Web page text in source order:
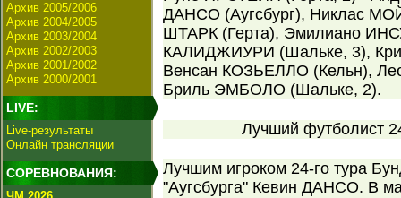
Архив 2005/2006
Архив 2004/2005
Архив 2003/2004
Архив 2002/2003
Архив 2001/2002
Архив 2000/2001
LIVE:
Live-результаты
Онлайн трансляции
СОРЕВНОВАНИЯ:
ДАНСО (Аугсбург), Никлас
ШТАРК (Герта), Эмилиано
КАЛИДЖИУРИ (Шальке, 3),
Венсан КОЗЬЕЛЛО (Кельн),
Бриль ЭМБОЛО (Шальке, 2).
Лучший футболист
Лучшим игроком 24-го тура
"Аугсбурга" Кевин ДАНСО. В